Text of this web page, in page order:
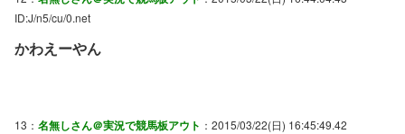
ID:J/n5/cu/0.net
かわえーやん
13： 名無しさん＠実況で競馬板アウト ：2015/03/22(日) 16:45:49.42